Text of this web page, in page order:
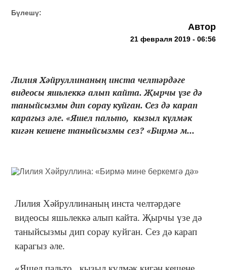
Бүлешү:
Автор
21 февраля 2019 - 06:56
Лилия Хәйруллинаның инста челтәрдәге
видеосы яшьлеккә алып кайта. Җырчы үзе дә
таныйсызмы дип сорау куйган. Сез дә карап
карагыз әле. «Яшел пальто, кызыл күлмәк
кигән кешене таныйсызмы сез? «Бирмә м...
Лилия Хәйруллинаның инста челтәрдәге
видеосы яшьлеккә алып кайта. Җырчы үзе дә
таныйсызмы дип сорау куйган. Сез дә карап
карагыз әле.